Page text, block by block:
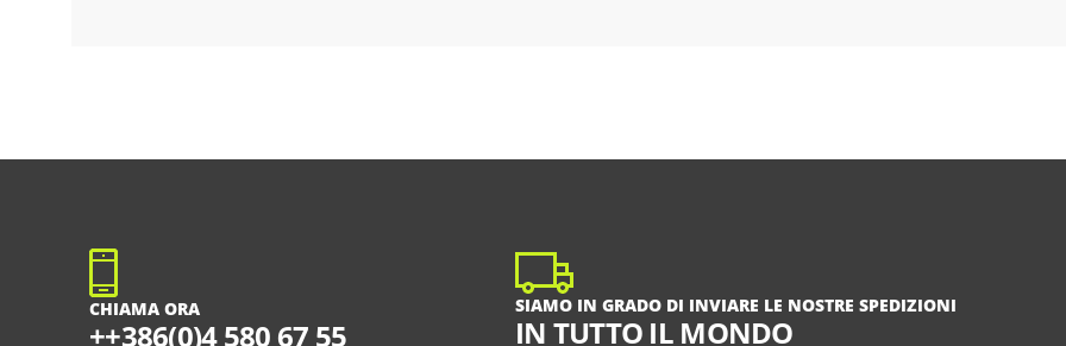
CHIAMA ORA
++386(0)4 580 67 55
SIAMO IN GRADO DI INVIARE LE NOSTRE SPEDIZIONI
IN TUTTO IL MONDO